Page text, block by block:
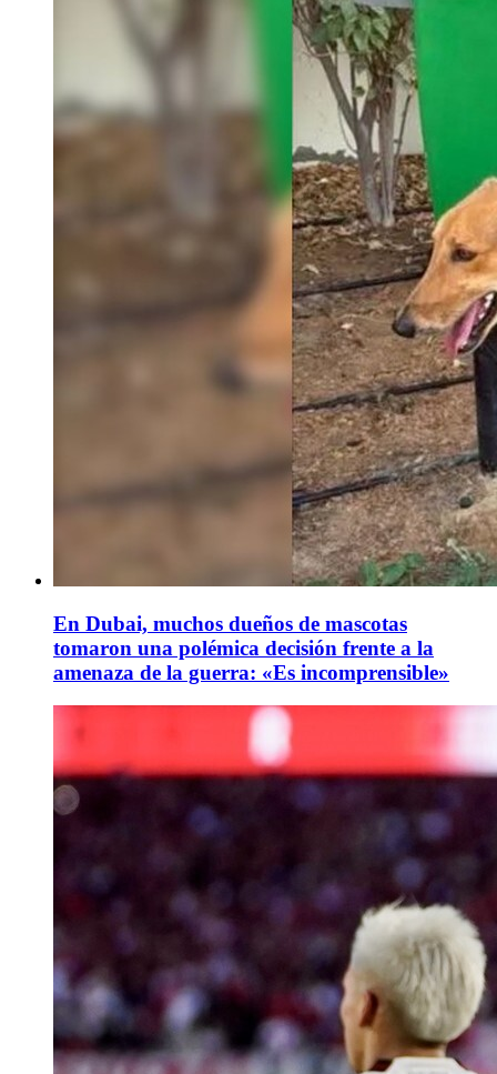
En Dubai, muchos dueños de mascotas
tomaron una polémica decisión frente a la
amenaza de la guerra: «Es incomprensible»